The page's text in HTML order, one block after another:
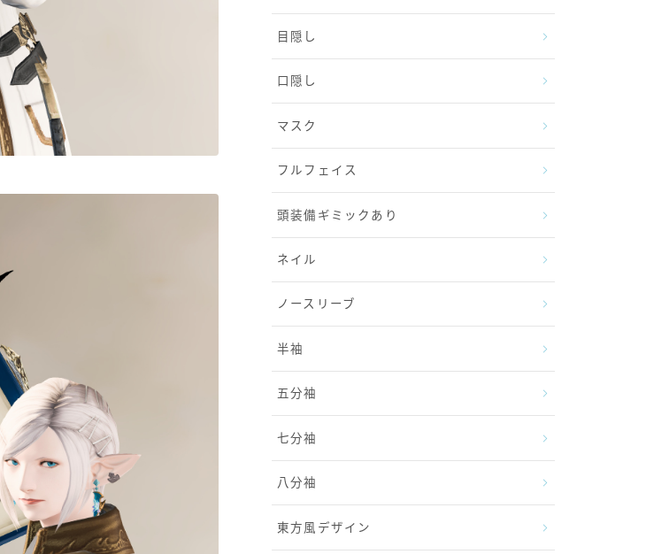
風デザイン
目隠し
口隠し
マスク
フルフェイス
頭装備ギミックあり
ネイル
ノースリーブ
半袖
五分袖
七分袖
八分袖
東方風デザイン